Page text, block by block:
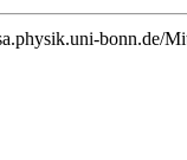
bonn.de/